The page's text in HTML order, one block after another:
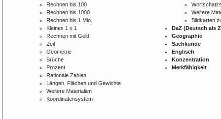
Rechnen bis 100
Rechnen bis 1000
Rechnen bis 1 Mio.
Kleines 1 x 1
Rechnen mit Geld
Zeit
Geometrie
Brüche
Prozent
Rationale Zahlen
Längen, Flächen und Gewichte
Weitere Materialien
Koordinatensystem
Weitere
Bildkarten
DaZ (Deutsch als
Geographie
Sachkunde
Englisch
Konzentration
Merkfähigkeit